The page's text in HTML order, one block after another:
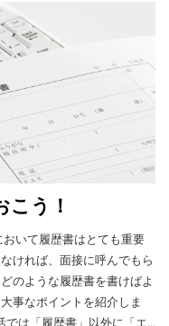
本語力を身に付けてから
バイト探しもうまくいき
くアップします。 そし
てきたら、会話のある仕
練習する機会にしましょ
パーのレジ担当、飲食店
お客さんと話すことの多
働いたりすると、勉強が
えて働くと、在留資格を
卒業できなくなる場合が
font-
トと入管法｜KOKORO
link"
font-size:22px;" ] 無料面
の大学、短大、専門学
携して、外国人向けの就
ています。就職活動の流
などを教えてもらえるほ
受講生が講師に直接相談
。WA. SA. Bi.の就職ガイ
合、学校のキャリアセン
にメッセージを
業が増えているので、外
ェアも多くなりました。
東京などで行われるさまざ
運営したり、スポンサー
。 ジョブフェア
月16万円（4年以上） 支
書など 伊藤国際教
font-
詳細情報（支給団体の
・住民票など 春風学
font-
詳細情報（関連HP） 対
払う） 支給期間 2
事館を
者は大使館や
選考（書類審査、筆記試
す。大使館等は１次選考
本の文部科学省
MEXTが合格者を最終決
学、物理または生物 高
本語・日本文化研究留学
ナムの大学が協定を結ん
間に1、２本というケースも
楽施設や飲食
た。 ・日本人と
をしない」「不法残留をし
充実した生
。 [iconpress
font-size:22px;" ]
間ありますが、秋入学の
活は2021年3月から本格化
月の卒業生と2021年9月の
ら翌年3月までの1年間で
2022年4月に入社する社員
に卒業する学生は2022年4
選考・採用の対象になりま
、最終
インターンシップなどに参
る場合もありますし、そう
歴書・エントリーシートの
こう！
ければ、面接に呼んでもら
のような履歴書を書けばよ
事なポイントを紹介しま